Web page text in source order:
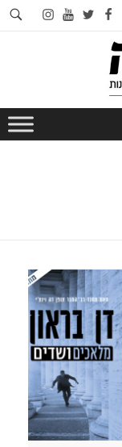
facebook
twitter
youtube
instagram